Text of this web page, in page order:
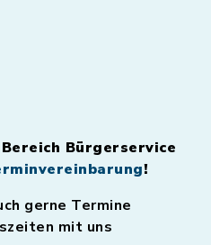
Bürgerservice
!
gerne Termine
mit uns